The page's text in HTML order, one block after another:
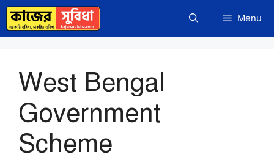
Skip
content
Menu
West Bengal
Government
Scheme